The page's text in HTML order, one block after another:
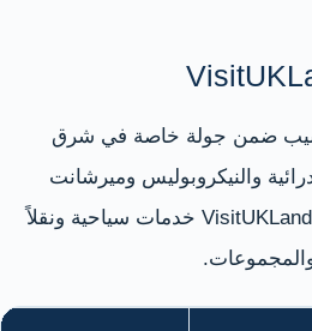
ضمن جولة خاصة في شرق
والنيكروبوليس وميرشانت
سيتي وساحة جورج. وتوفر VisitUKLand خدمات سياحية ونقلاً
والمجموعات.